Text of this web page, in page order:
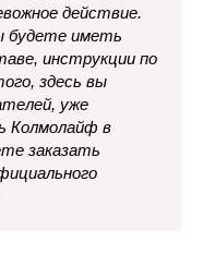
действие.
будете иметь
инструкции по
здесь вы
уже
Колмолайф в
заказать